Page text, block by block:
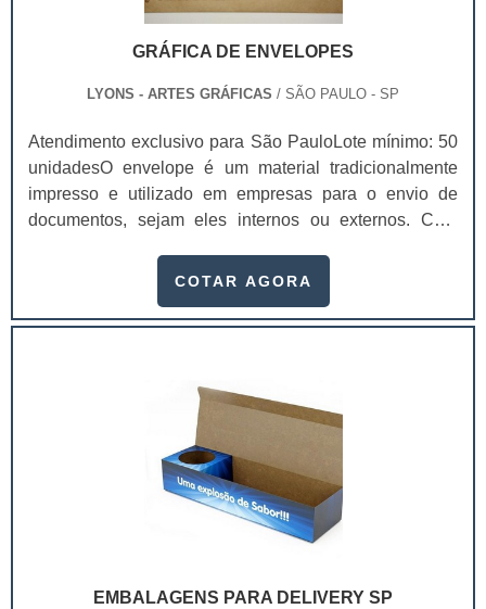
GRÁFICA DE ENVELOPES
LYONS - ARTES GRÁFICAS / SÃO PAULO - SP
Atendimento exclusivo para São PauloLote mínimo: 50
unidadesO envelope é um material tradicionalmente
impresso e utilizado em empresas para o envio de
documentos, sejam eles internos ou externos. Com
documentos de modo que eles não sejam danificados
resistênciaDependendo do material que os envelopes
documento que vai dentro dele; A finalidade da
empresa em contar com envelopes; O tamanho do
percurso de origem do envelope e destino; O método
com o qual este envelope será transportado (motoboy,
correio, em mãos, entre outros). Antes de contratar uma
empresa que confecciona envelopes, é necessário
COTAR AGORA
EMBALAGENS PARA DELIVERY SP